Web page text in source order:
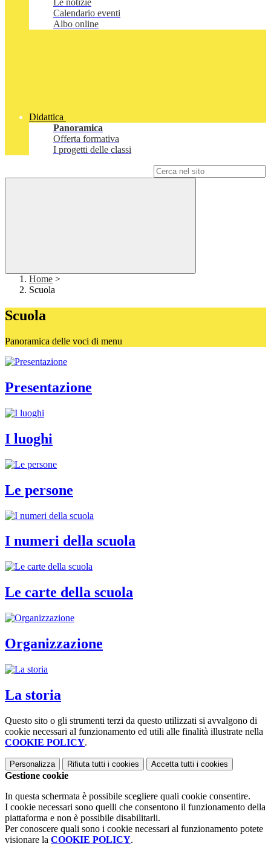
Le notizie
Calendario eventi
Albo online
Didattica
Panoramica
Offerta formativa
I progetti delle classi
Home >
Scuola
Scuola
Panoramica delle voci di menu
Presentazione
I luoghi
Le persone
I numeri della scuola
Le carte della scuola
Organizzazione
La storia
Questo sito o gli strumenti terzi da questo utilizzati si avvalgono di
cookie necessari al funzionamento ed utili alle finalità illustrate nella
COOKIE POLICY.
Personalizza Rifiuta tutti i cookies Accetta tutti i cookies
Gestione cookie
In questa schermata è possibile scegliere quali cookie consentire.
I cookie necessari sono quelli che consentono il funzionamento della
piattaforma e non è possibile disabilitarli.
Per conoscere quali sono i cookie necessari al funzionamento potete
visionare la COOKIE POLICY.